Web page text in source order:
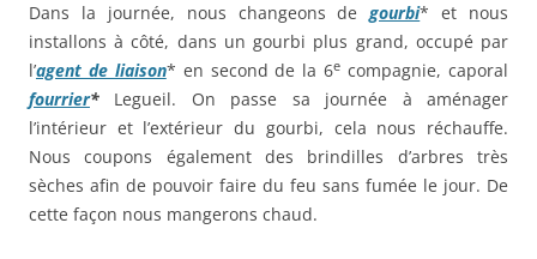
Dans la journée, nous changeons degourbi* et nous
installons à côté, dans un gourbi plus grand, occupé par
l’agent de liaison* en second de la 6e compagnie, caporal
fourrier*
Legueil. On passe sa journée à aménager
l’intérieur et l’extérieur du gourbi, cela nous réchauffe.
Nous coupons également des brindilles d’arbres très
sèches afin de pouvoir faire du feu sans fumée le jour. De
cette façon nous mangerons chaud.